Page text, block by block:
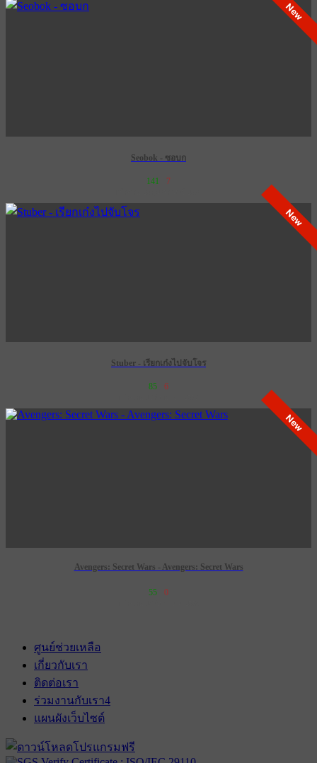
New
Seobok - ซอบก
141 7
New
Stuber - เรียกเก๋งไปจับโจร
85 6
New
Avengers: Secret Wars - Avengers: Secret Wars
55 0
ศูนย์ช่วยเหลือ
เกี่ยวกับเรา
ติดต่อเรา
ร่วมงานกับเรา4
แผนผังเว็บไซต์